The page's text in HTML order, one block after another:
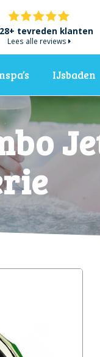
tevreden klanten
Lees alle reviews
IJsbaden